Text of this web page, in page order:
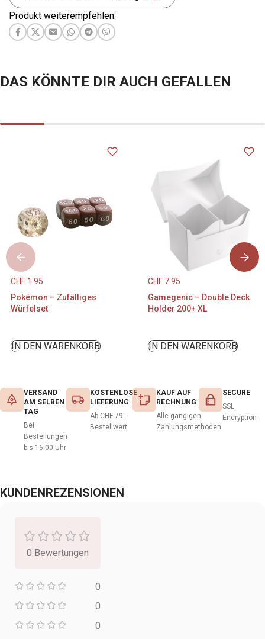
Produkt weiterempfehlen:
DAS KÖNNTE DIR AUCH GEFALLEN
CHF 1.95
Pokémon – Zufälliges
Würfelset
IN DEN WARENKORB
CHF7.95
Gamegenic – Double Deck
Holder 200+ XL
IN DEN WARENKORB
VERSAND
AM SELBEN
TAG
Bei
Bestellungen
bis 16:00 Uhr
KOSTENLOSE
LIEFERUNG
Ab CHF 79.-
Bestellwert
KAUF AUF
RECHNUNG
Alle gängigen
Zahlungsmethoden
SECURE
SSL
Encryption
KUNDENREZENSIONEN
0 Bewertungen
0
0
0